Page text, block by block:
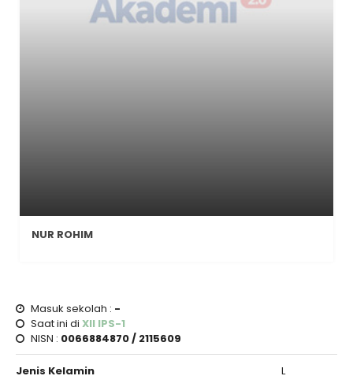
NUR ROHIM
Masuk sekolah : -
Saat ini di XII IPS-1
NISN : 0066884870 / 2115609
Jenis Kelamin L